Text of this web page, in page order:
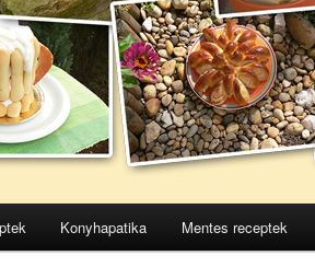
Konyhapatika Mentes receptek